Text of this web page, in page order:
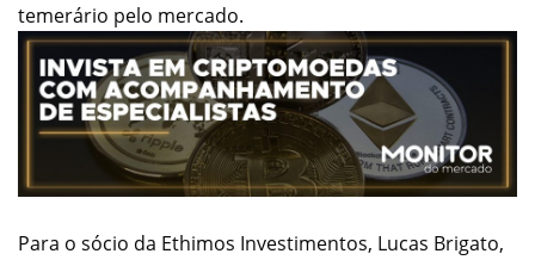
temerário pelo mercado.
Para o sócio da Ethimos Investimentos, Lucas Brigato,